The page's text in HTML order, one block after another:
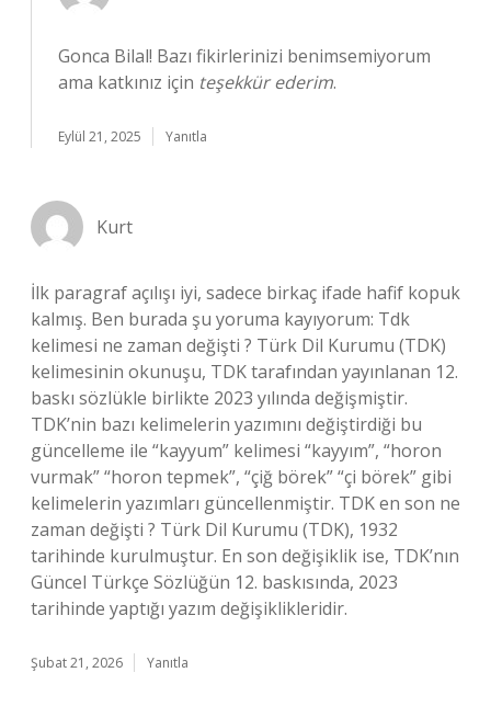
Gonca Bilal! Bazı fikirlerinizi benimsemiyorum
ama katkınız için teşekkür ederim.
Eylül 21, 2025 Yanıtla
Kurt
İlk paragraf açılışı iyi, sadece birkaç ifade hafif kopuk
kalmış. Ben burada şu yoruma kayıyorum: Tdk
kelimesi ne zaman değişti ? Türk Dil Kurumu (TDK)
kelimesinin okunuşu, TDK tarafından yayınlanan 12.
baskı sözlükle birlikte 2023 yılında değişmiştir.
TDK’nin bazı kelimelerin yazımını değiştirdiği bu
güncelleme ile “kayyum” kelimesi “kayyım”, “horon
vurmak” “horon tepmek”, “çiğ börek” “çi börek” gibi
kelimelerin yazımları güncellenmiştir. TDK en son ne
zaman değişti ? Türk Dil Kurumu (TDK), 1932
tarihinde kurulmuştur. En son değişiklik ise, TDK’nın
Güncel Türkçe Sözlüğün 12. baskısında, 2023
tarihinde yaptığı yazım değişiklikleridir.
Şubat 21, 2026 Yanıtla